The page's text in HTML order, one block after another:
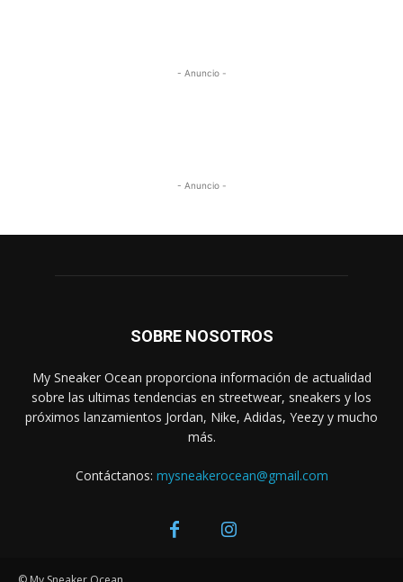
- Anuncio -
- Anuncio -
SOBRE NOSOTROS
My Sneaker Ocean proporciona información de actualidad
sobre las ultimas tendencias en streetwear, sneakers y los
próximos lanzamientos Jordan, Nike, Adidas, Yeezy y mucho
más.
Contáctanos: mysneakerocean@gmail.com